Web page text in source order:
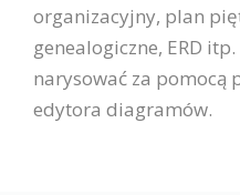
organizacyjny, plan
genealogiczne, ERD
narysować za pomocą
edytora diagramów.